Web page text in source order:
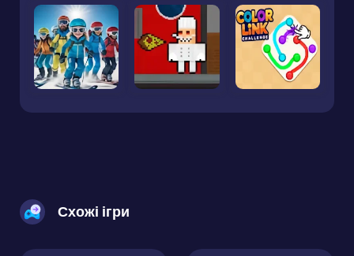
Схожі ігри